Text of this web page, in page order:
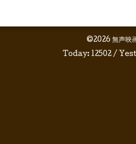
©2026 無声映
Today: 12502 /